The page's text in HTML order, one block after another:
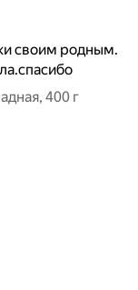
своим родным.
400 г